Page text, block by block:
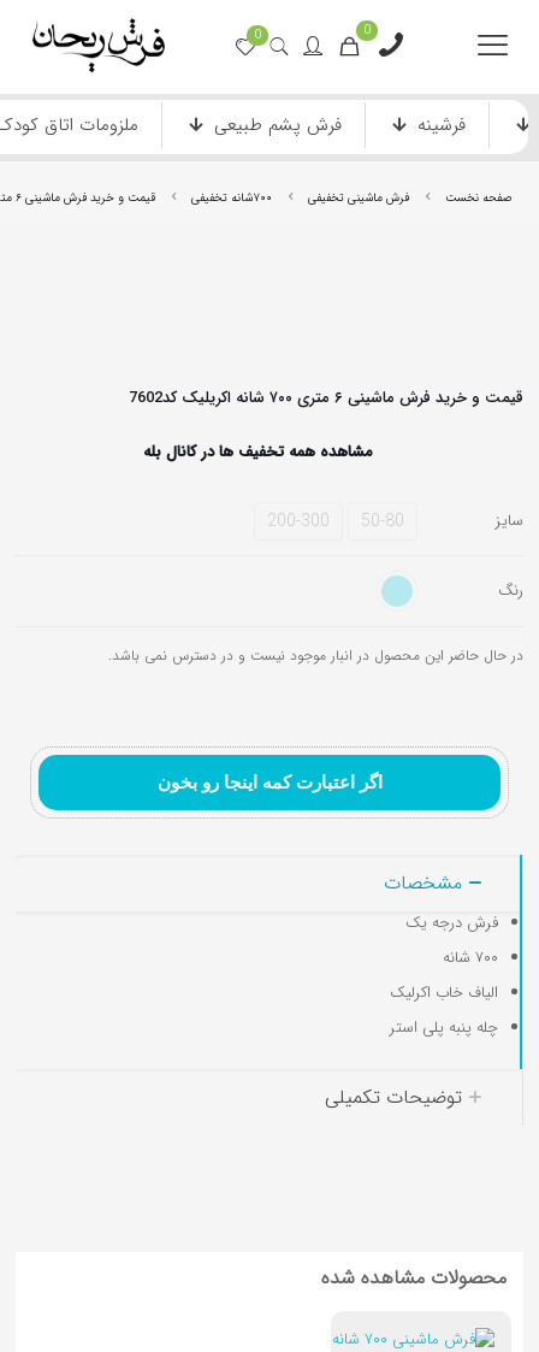
0
0
فرشینه فرش پشم طبیعی ملزومات اتاق
صفحه نخست فرش ماشینی تخفیفی ۷۰۰شانه تخفیفی قیمت و خرید فرش ماشینی ۶ متری ۷۰۰ شانه اکریلیک کد7602
قیمت و خرید فرش ماشینی ۶ متری ۷۰۰ شانه اکریلیک کد7602
مشاهده همه تخفیف ها در کانال بله
سایز 50-80
200-300
رنگ
در حال حاضر این محصول در انبار موجود نیست و در دسترس نمی باشد.
اگر اعتبارت کمه اینجا رو بخون
مشخصات
فرش درجه یک
۷۰۰ شانه
الیاف خاب اکرلیک
چله پنبه پلی استر
توضیحات تکمیلی
محصولات مشاهده شده
فرش ماشینی دستباف نما